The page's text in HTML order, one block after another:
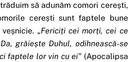
să adunăm comori cerești,
cerești sunt faptele bune
„Fericiți cei morți, cei ce
grăiește Duhul, odihnească-se
faptele lor vin cu ei” (Apocalipsa